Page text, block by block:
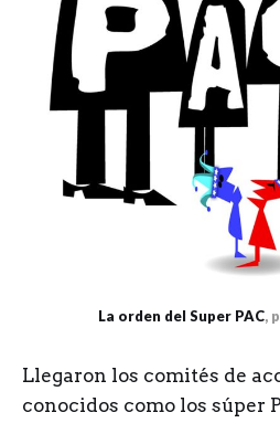
La orden del Super PAC,
Llegaron los comités de
conocidos como los súper